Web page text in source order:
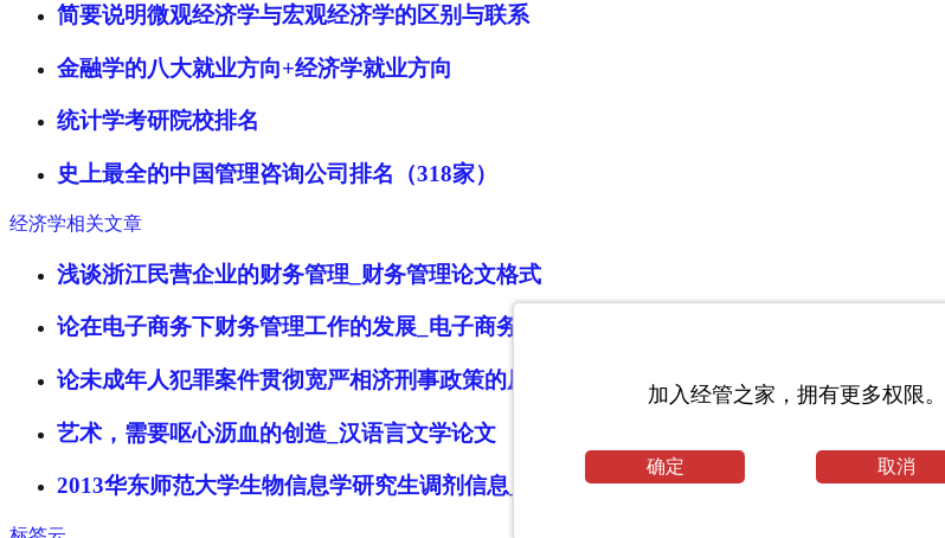
简要说明微观经济学与宏观经济学的区别与联系
金融学的八大就业方向+经济学就业方向
统计学考研院校排名
史上最全的中国管理咨询公司排名（318家）
经济学相关文章
浅谈浙江民营企业的财务管理_财务管理论文格式
论在电子商务下财务管理工作的发展_电子商务论文
论未成年人犯罪案件贯彻宽严相济刑事政策的原则和措施_法律专业论文
艺术，需要呕心沥血的创造_汉语言文学论文
2013华东师范大学生物信息学研究生调剂信息_华东师范大学考研网
加入经管之家，拥有更多权限。
确定 取消